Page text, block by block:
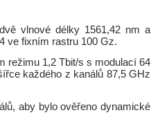
vlnové délky 1561,42 nm a
ve fixním rastru 100 Gz.
režimu 1,2 Tbit/s s modulací 64
každého z kanálů 87,5 GHz
aby bylo ověřeno dynamické